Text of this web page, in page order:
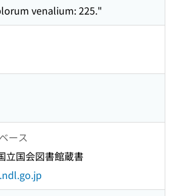
venalium: 225."
ース
立国会図書館蔵書